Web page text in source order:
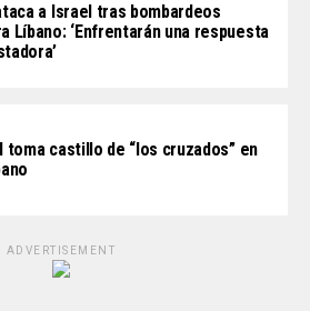
a Israel tras bombardeos
Líbano: ‘Enfrentarán una respuesta
toma castillo de “los cruzados” en
ADVERTISEMENT